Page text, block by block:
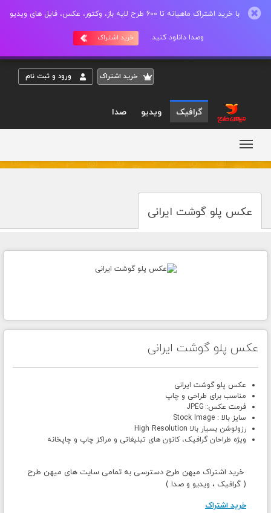
با خرید اشتراک ماهیانه تا 600 طرح لایه باز، وکتور، عکس، فایل های ویدیو
وصدا دانلود کنید. خرید اشتراک
خريد اشتراک ورود و ثبت نام
گرافیک ویدیو صدا
عکس پلو گوشت ایرانی
عکس پلو گوشت ایرانی
عکس پلو گوشت ایرانی
مناسب برای طراحی و چاپ
فرمت عکس: JPEG
سایز بالا : Stock Image
رزولوشن بسیار بالا High Resolution
ویژه طراحان گرافیک، کانون های تبلیغاتی و مراکز چاپ و چاپخانه
خرید اشتراک میهن طرح دسترسی به تمامی سایت های میهن طرح
( گرافیک ، ویدیو و صدا )
خرید اشتراک